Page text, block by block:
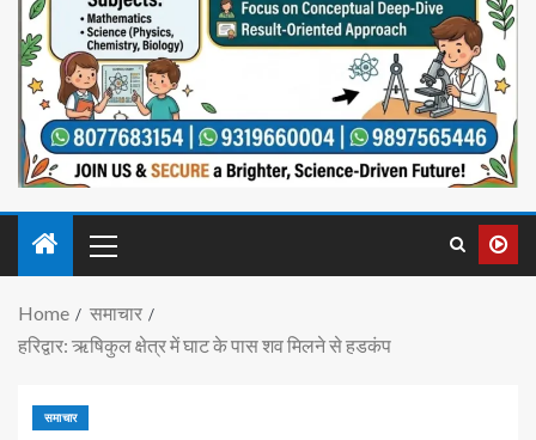
Home
समाचार
हरिद्वार: ऋषिकुल क्षेत्र में घाट के पास शव मिलने से हडकंप
समाचार